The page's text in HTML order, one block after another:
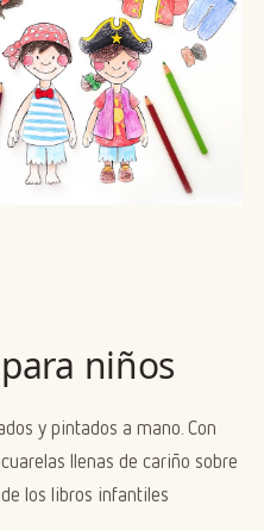
niños
y pintados a mano. Con
llenas de cariño sobre
los libros infantiles